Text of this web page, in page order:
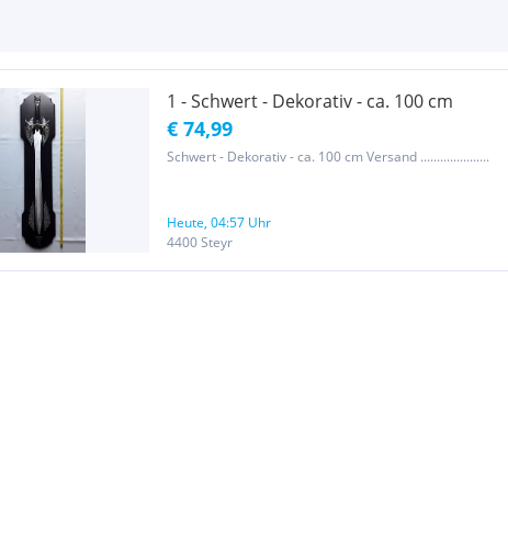
1 - Schwert - Dekorativ - ca. 100 cm
€ 74,99
Schwert - Dekorativ - ca. 100 cm Versand .....................
Heute, 04:57 Uhr
4400 Steyr